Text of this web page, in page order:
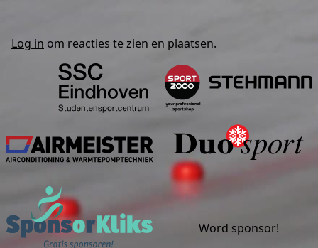
Log in om reacties te zien en plaatsen.
Studentensportcentrum
Airmeister
Sponsorkliks
Word sponsor!